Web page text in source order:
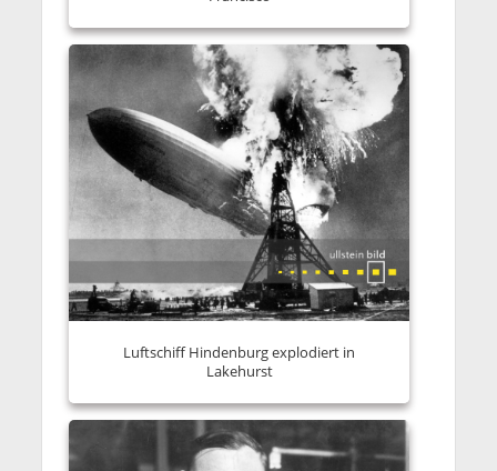
Luftschiff Hindenburg explodiert in
Lakehurst